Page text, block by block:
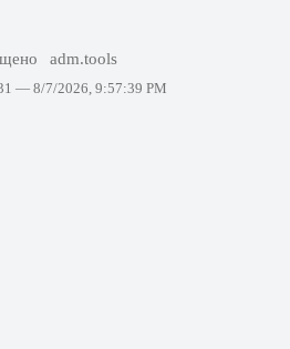
adm.tools
— 8/7/2026, 9:57:39 PM